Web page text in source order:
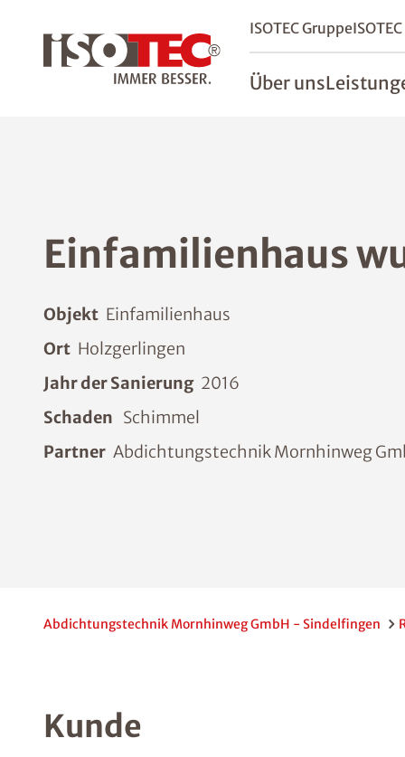
ISOTEC Gruppe
Über uns
Einfamilienhaus
Objekt Einfamilienhaus
Ort Holzgerlingen
Jahr der Sanierung 2016
Schaden Schimmel
Partner Abdichtungstechnik Mornhinweg
Abdichtungstechnik Mornhinweg GmbH - Sindelfingen
Kunde